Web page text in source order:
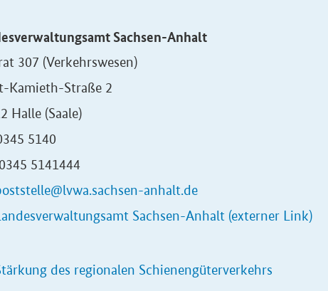
Sachsen-Anhalt
307 (Verkehrswesen)
Kamieth-Straße 2
Halle (Saale)
5140
5141444
anhalt.de
Sachsen-Anhalt (externer Link)
des regionalen Schienengüterverkehrs